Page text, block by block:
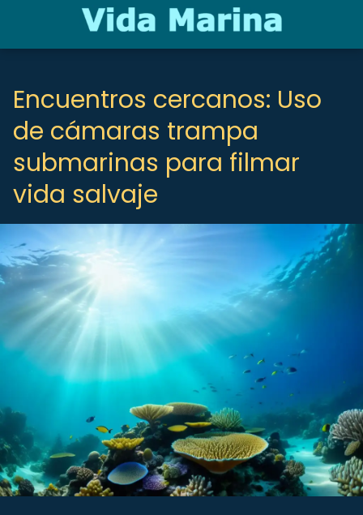
Encuentros cercanos: Uso
de cámaras trampa
submarinas para filmar
vida salvaje